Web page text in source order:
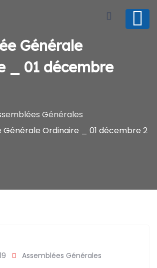
Générale
_ 01 décembre
Générales
Générale Ordinaire _ 01 décembre 2
Assemblées Générales